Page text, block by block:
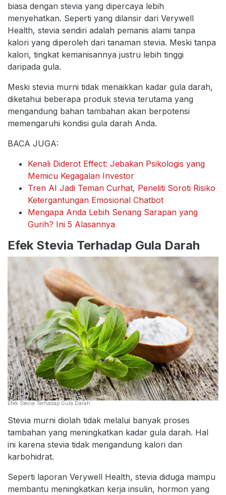
biasa dengan stevia yang dipercaya lebih
menyehatkan. Seperti yang dilansir dari Verywell
Health, stevia sendiri adalah pemanis alami tanpa
kalori yang diperoleh dari tanaman stevia. Meski tanpa
kalori, tingkat kemanisannya justru lebih tinggi
daripada gula.
Meski stevia murni tidak menaikkan kadar gula darah,
diketahui beberapa produk stevia terutama yang
mengandung bahan tambahan akan berpotensi
memengaruhi kondisi gula darah Anda.
BACA JUGA:
Kenali Diderot Effect: Jebakan Psikologis yang
Memicu Kegagalan Investor
Tren AI Jadi Teman Curhat, Peneliti Soroti Risiko
Ketergantungan Emosional Chatbot
Mengapa Anda Lebih Senang Sarapan yang
Gurih? Ini 5 Alasannya
Efek Stevia Terhadap Gula Darah
Efek Stevia Terhadap Gula Darah
Stevia murni diolah tidak melalui banyak proses
tambahan yang meningkatkan kadar gula darah. Hal
ini karena stevia tidak mengandung kalori dan
karbohidrat.
Seperti laporan Verywell Health, stevia diduga mampu
membantu meningkatkan kerja insulin, hormon yang